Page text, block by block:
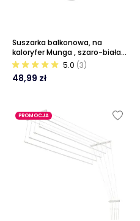
Suszarka balkonowa, na
kaloryfer Munga , szaro-biała,
63 cm
5.0 (3)
48,99 zł
PROMOCJA